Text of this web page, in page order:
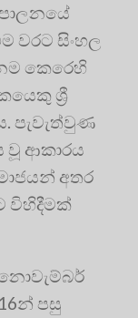
වරට සිංහල
කෙරෙහි
ශ්‍රී
පැවැත්වුණ
වූ ආකාරය
අතර
විහිදීමක්
16න් පසු